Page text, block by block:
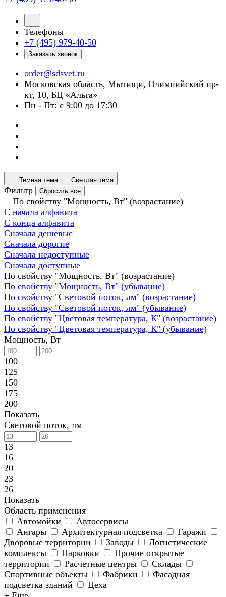
Телефоны
+7 (495) 979-40-50
Заказать звонок
order@sdsvet.ru
Московская область, Мытищи, Олимпийский пр-
кт, 10, БЦ «Альта»
Пн - Пт: с 9:00 до 17:30
Темная тема Светлая тема
Фильтр Сбросить все
По свойству "Мощность, Вт" (возрастание)
С начала алфавита
С конца алфавита
Сначала дешевые
Сначала дорогие
Сначала недоступные
Сначала доступные
По свойству "Мощность, Вт" (возрастание)
По свойству "Мощность, Вт" (убывание)
По свойству "Световой поток, лм" (возрастание)
По свойству "Световой поток, лм" (убывание)
По свойству "Цветовая температура, К" (возрастание)
По свойству "Цветовая температура, К" (убывание)
Мощность, Вт
100
125
150
175
200
Показать
Световой поток, лм
13
16
20
23
26
Показать
Область применения
Автомойки
Автосервисы
Ангары
Архитектурная подсветка
Гаражи
Дворовые территории
Заводы
Логистические
комплексы
Парковки
Прочие открытые
территории
Расчетные центры
Склады
Спортивные объекты
Фабрики
Фасадная
подсветка зданий
Цеха